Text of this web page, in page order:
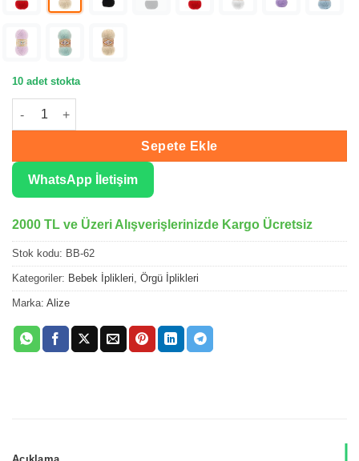
10 adet stokta
Alize Baby Best Açık Krem El Örgü İpliği 62 adet
Sepete Ekle
WhatsApp İletişim
2000 TL ve Üzeri Alışverişlerinizde Kargo Ücretsiz
Stok kodu: BB-62
Kategoriler: Bebek İplikleri Örgü İplikleri
Marka: Alize